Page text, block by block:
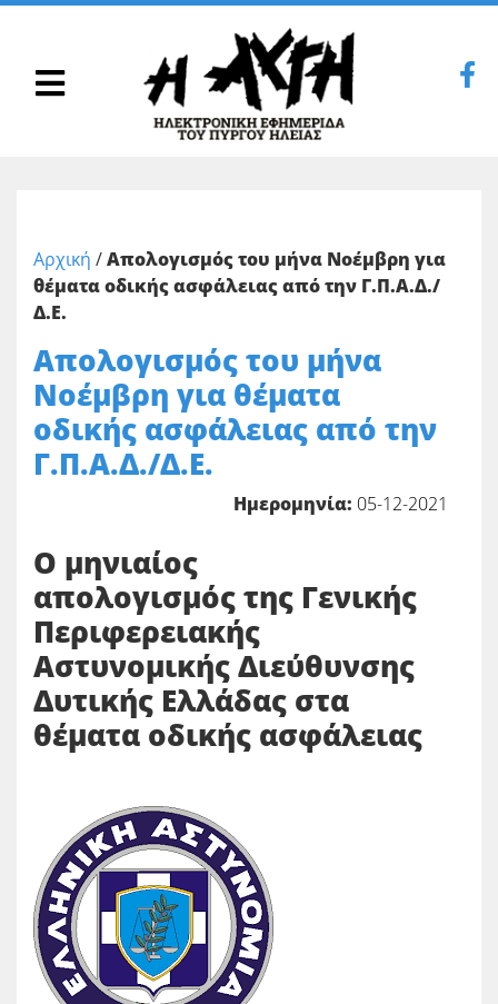
Αρχική /Απολογισμός του μήνα Νοέμβρη για
θέματα οδικής ασφάλειας από την Γ.Π.Α.Δ./
Δ.Ε.
Απολογισμός του μήνα
Νοέμβρη για θέματα
οδικής ασφάλειας από την
Γ.Π.Α.Δ./Δ.Ε.
Ημερομηνία: 05-12-2021
Ο μηνιαίος
απολογισμός της Γενικής
Περιφερειακής
Αστυνομικής Διεύθυνσης
Δυτικής Ελλάδας στα
θέματα οδικής ασφάλειας